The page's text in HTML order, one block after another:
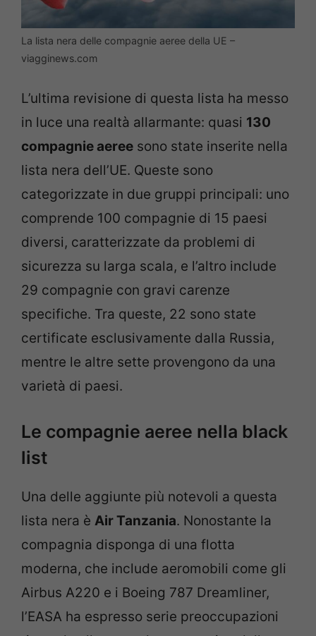
La lista nera delle compagnie aeree della UE –
viagginews.com
L’ultima revisione di questa lista ha messo
in luce una realtà allarmante: quasi 130
compagnie aeree sono state inserite nella
lista nera dell’UE. Queste sono
categorizzate in due gruppi principali: uno
comprende 100 compagnie di 15 paesi
diversi, caratterizzate da problemi di
sicurezza su larga scala, e l’altro include
29 compagnie con gravi carenze
specifiche. Tra queste, 22 sono state
certificate esclusivamente dalla Russia,
mentre le altre sette provengono da una
varietà di paesi.
Le compagnie aeree nella black
list
Una delle aggiunte più notevoli a questa
lista nera è Air Tanzania. Nonostante la
compagnia disponga di una flotta
moderna, che include aeromobili come gli
Airbus A220 e i Boeing 787 Dreamliner,
l’EASA ha espresso serie preoccupazioni